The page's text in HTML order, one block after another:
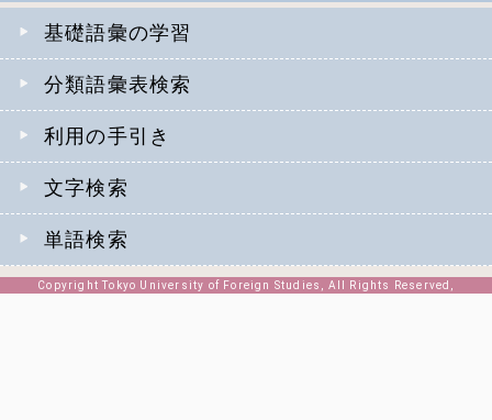
基礎語彙の学習
分類語彙表検索
利用の手引き
文字検索
単語検索
Copyright Tokyo University of Foreign Studies, All Rights Reserved,